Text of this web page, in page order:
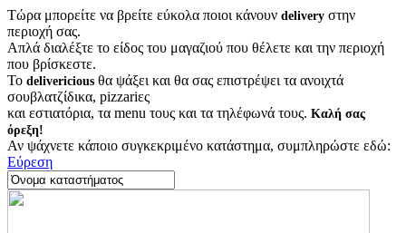
Τώρα μπορείτε να βρείτε εύκολα ποιοι κάνουν delivery στην
περιοχή σας.
Απλά διαλέξτε το είδος του μαγαζιού που θέλετε και την περιοχή
που βρίσκεστε.
Το delivericious θα ψάξει και θα σας επιστρέψει τα ανοιχτά
σουβλατζίδικα, pizzariες
και εστιατόρια, τα menu τους και τα τηλέφωνά τους. Καλή σας
όρεξη!
Αν ψάχνετε κάποιο συγκεκριμένο κατάστημα, συμπληρώστε εδώ:
Εύρεση